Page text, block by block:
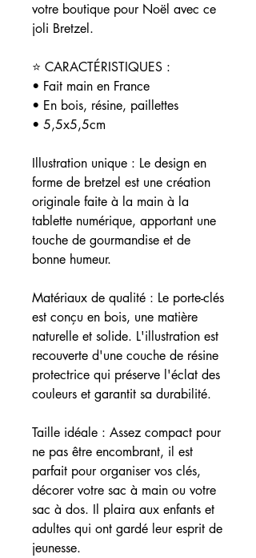
votre boutique pour Noël avec ce
joli Bretzel.
⭐ CARACTÉRISTIQUES :
• Fait main en France
• En bois, résine, paillettes
• 5,5x5,5cm
Illustration unique : Le design en
forme de bretzel est une création
originale faite à la main à la
tablette numérique, apportant une
touche de gourmandise et de
bonne humeur.
Matériaux de qualité : Le porte-clés
est conçu en bois, une matière
naturelle et solide. L'illustration est
recouverte d'une couche de résine
protectrice qui préserve l'éclat des
couleurs et garantit sa durabilité.
Taille idéale : Assez compact pour
ne pas être encombrant, il est
parfait pour organiser vos clés,
décorer votre sac à main ou votre
sac à dos. Il plaira aux enfants et
adultes qui ont gardé leur esprit de
jeunesse.